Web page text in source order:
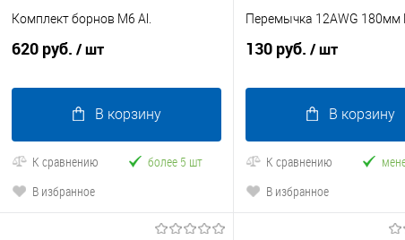
Комплект борнов М6 Al.
620 руб. / шт
В корзину
К сравнению
более 5 шт
В избранное
Перемычка 12AWG 180мм
130 руб. / шт
В корзину
К сравнению
В избранное